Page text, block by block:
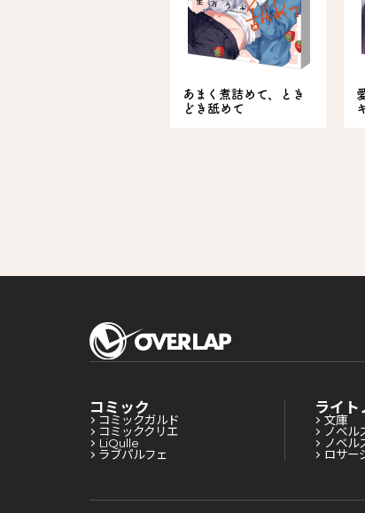
あまく煮詰めて、とき
どき舐めて
コミック
コミックガルド
コミッククリエ
LiQulle
ラブパルフェ
ライト
文庫
ノベル
ノベル
ロサー